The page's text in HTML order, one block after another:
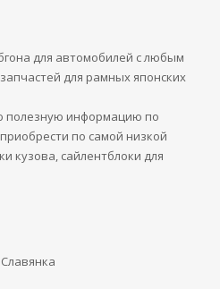
для автомобилей с любым
для рамных японских
полезную информацию по
по самой низкой
кузова, сайлентблоки для